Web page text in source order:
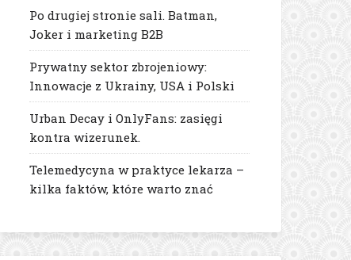
Po drugiej stronie sali. Batman,
Joker i marketing B2B
Prywatny sektor zbrojeniowy:
Innowacje z Ukrainy, USA i Polski
Urban Decay i OnlyFans: zasięgi
kontra wizerunek.
Telemedycyna w praktyce lekarza –
kilka faktów, które warto znać